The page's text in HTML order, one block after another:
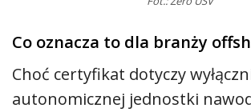
Co oznacza to dla branży
Choć certyfikat dotyczy
autonomicznej jednostki